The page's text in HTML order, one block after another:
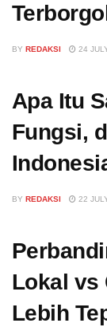
BY REDAKSI 24
Apa Itu
Fungsi,
BY REDAKSI 22
Lokal vs
Lebih